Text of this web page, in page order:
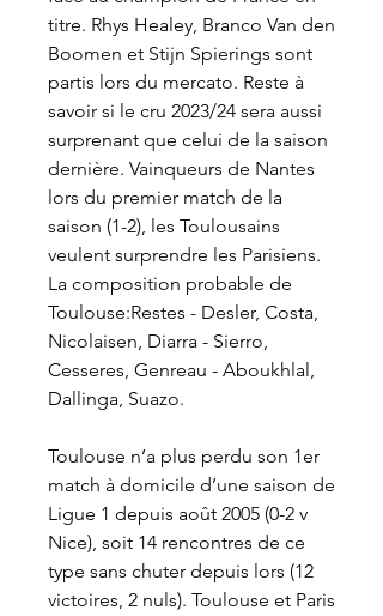
titre. Rhys Healey, Branco Van den
Boomen et Stijn Spierings sont
partis lors du mercato. Reste à
savoir si le cru 2023/24 sera aussi
surprenant que celui de la saison
dernière. Vainqueurs de Nantes
lors du premier match de la
saison (1-2), les Toulousains
veulent surprendre les Parisiens.
La composition probable de
Toulouse:Restes - Desler, Costa,
Nicolaisen, Diarra - Sierro,
Cesseres, Genreau - Aboukhlal,
Dallinga, Suazo.
Toulouse n’a plus perdu son 1er
match à domicile d’une saison de
Ligue 1 depuis août 2005 (0-2 v
Nice), soit 14 rencontres de ce
type sans chuter depuis lors (12
victoires, 2 nuls). Toulouse et Paris